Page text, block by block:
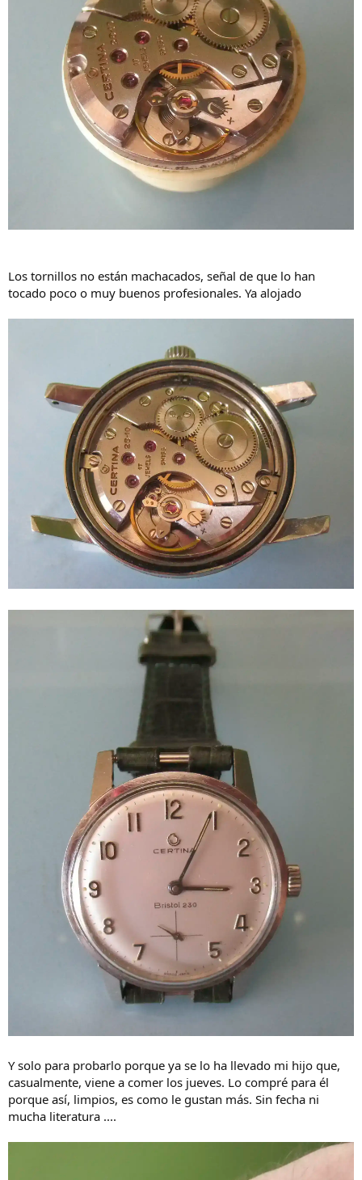
Los tornillos no están machacados, señal de que lo han
tocado poco o muy buenos profesionales. Ya alojado
Y solo para probarlo porque ya se lo ha llevado mi hijo que,
casualmente, viene a comer los jueves. Lo compré para él
porque así, limpios, es como le gustan más. Sin fecha ni
mucha literatura ....